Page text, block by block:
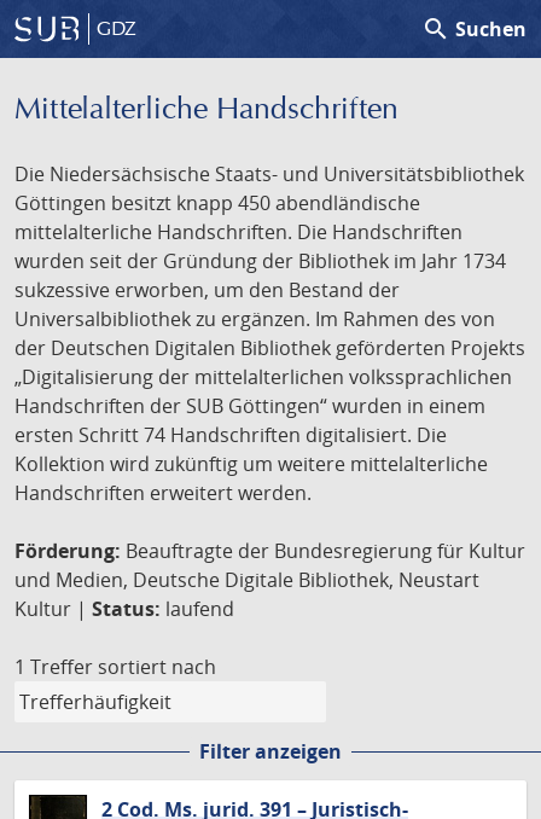
GDZ search Suchen
Mittelalterliche Handschriften
Die Niedersächsische Staats- und Universitätsbibliothek
Göttingen besitzt knapp 450 abendländische
mittelalterliche Handschriften. Die Handschriften
wurden seit der Gründung der Bibliothek im Jahr 1734
sukzessive erworben, um den Bestand der
Universalbibliothek zu ergänzen. Im Rahmen des von
der Deutschen Digitalen Bibliothek geförderten Projekts
„Digitalisierung der mittelalterlichen volkssprachlichen
Handschriften der SUB Göttingen“ wurden in einem
ersten Schritt 74 Handschriften digitalisiert. Die
Kollektion wird zukünftig um weitere mittelalterliche
Handschriften erweitert werden.
Förderung: Beauftragte der Bundesregierung für Kultur
und Medien, Deutsche Digitale Bibliothek, Neustart
Kultur | Status: laufend
1 Treffer sortiert nach
Filter anzeigen
2 Cod. Ms. jurid. 391 – Juristisch-